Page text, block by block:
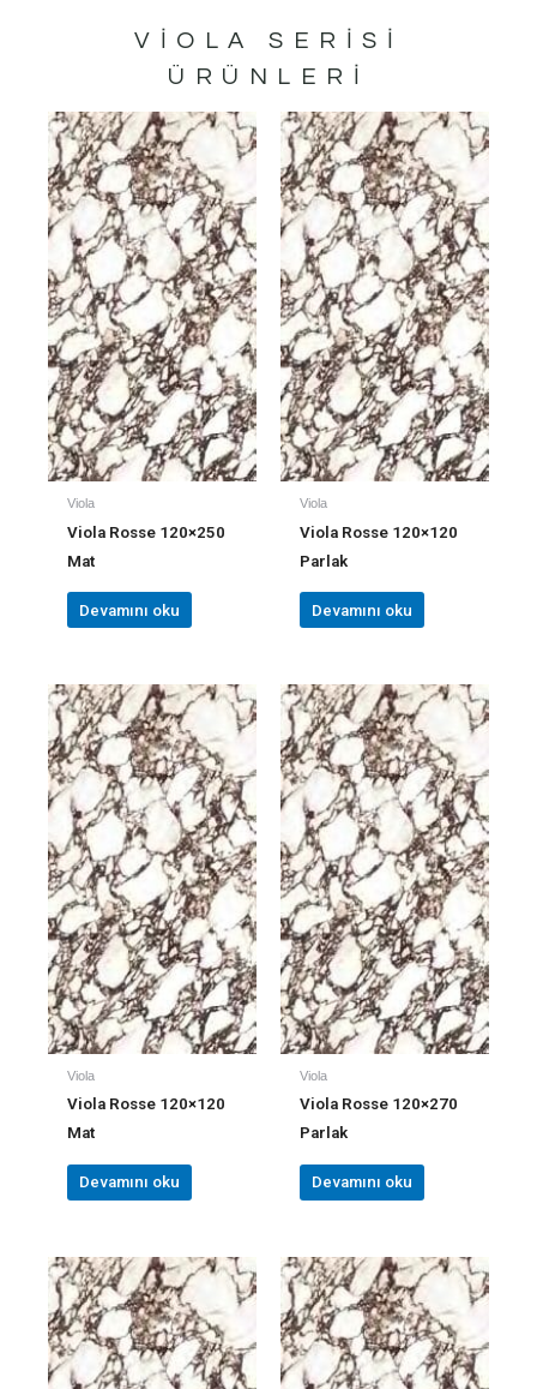
VIOLA
SERISI
ÜRÜNLERI
Viola
Viola Rosse 120×250
Mat
Devamını oku
Viola
Viola Rosse 120×120
Parlak
Devamını oku
Viola
Viola Rosse 120×120
Mat
Devamını oku
Viola
Viola Rosse 120×270
Parlak
Devamını oku